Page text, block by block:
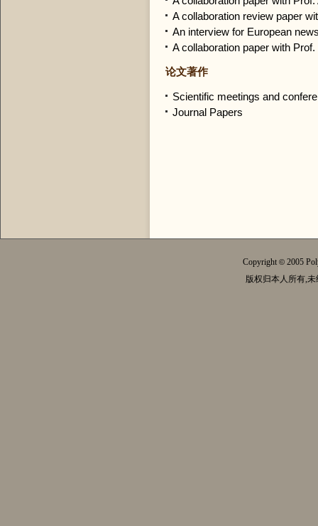
A collaboration review paper
An interview for European
A collaboration paper with
论文著作
Scientific meetings and
Journal Papers
Copyright© 2005
版权归本人所有,